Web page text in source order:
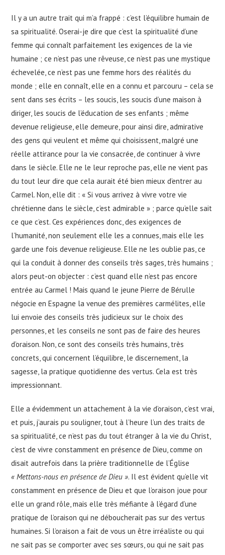
Il y a un autre trait qui m’a frappé : c’est l’équilibre humain de
sa spiritualité. Oserai-je dire que c’est la spiritualité d’une
femme qui connaît parfaitement les exigences de la vie
humaine ; ce n’est pas une rêveuse, ce n’est pas une mystique
échevelée, ce n’est pas une femme hors des réalités du
monde ; elle en connaît, elle en a connu et parcouru – cela se
sent dans ses écrits – les soucis, les soucis d’une maison à
diriger, les soucis de l’éducation de ses enfants ; même
devenue religieuse, elle demeure, pour ainsi dire, admirative
des gens qui veulent et même qui choisissent, malgré une
réelle attirance pour la vie consacrée, de continuer à vivre
dans le siècle. Elle ne le leur reproche pas, elle ne vient pas
du tout leur dire que cela aurait été bien mieux d’entrer au
Carmel. Non, elle dit : « Si vous arrivez à vivre votre vie
chrétienne dans le siècle, c’est admirable » ; parce qu’elle sait
ce que c’est. Ces expériences donc, des exigences de
l’humanité, non seulement elle les a connues, mais elle les
garde une fois devenue religieuse. Elle ne les oublie pas, ce
qui la conduit à donner des conseils très sages, très humains ;
alors peut-on objecter : c’est quand elle n’est pas encore
entrée au Carmel ! Mais quand le jeune Pierre de Bérulle
négocie en Espagne la venue des premières carmélites, elle
lui envoie des conseils très judicieux sur le choix des
personnes, et les conseils ne sont pas de faire des heures
d’oraison. Non, ce sont des conseils très humains, très
concrets, qui concernent l’équilibre, le discernement, la
sagesse, la pratique quotidienne des vertus. Cela est très
impressionnant.
Elle a évidemment un attachement à la vie d’oraison, c’est vrai,
et puis, j’aurais pu souligner, tout à l’heure l’un des traits de
sa spiritualité, ce n’est pas du tout étranger à la vie du Christ,
c’est de vivre constamment en présence de Dieu, comme on
disait autrefois dans la prière traditionnelle de l’Église
« Mettons-nous en présence de Dieu ». Il est évident qu’elle vit
constamment en présence de Dieu et que l’oraison joue pour
elle un grand rôle, mais elle très méfiante à l’égard d’une
pratique de l’oraison qui ne déboucherait pas sur des vertus
humaines. Si l’oraison a fait de vous un être irréaliste ou qui
ne sait pas se comporter avec ses sœurs, ou qui ne sait pas